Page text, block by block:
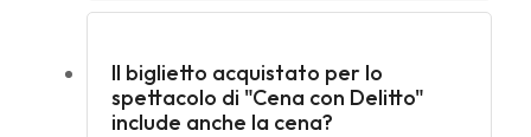
Il biglietto acquistato per lo
spettacolo di "Cena con Delitto"
include anche la cena?